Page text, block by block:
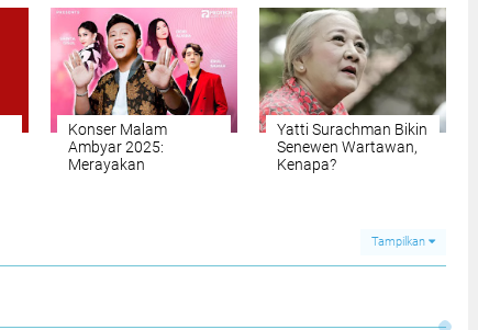
dan Commando 2
Konser Malam
Ambyar 2025:
Merayakan
Yatti Surachman Bikin
Senewen Wartawan,
Kenapa?
Tampilkan